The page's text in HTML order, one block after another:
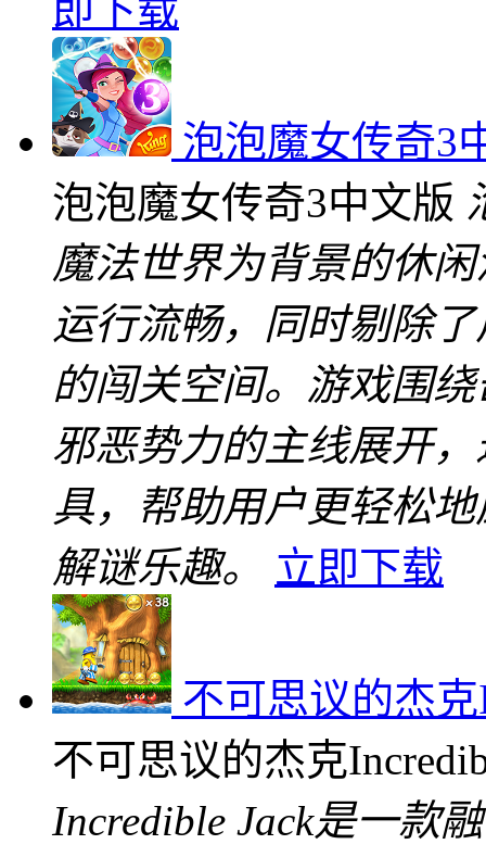
即下载
泡泡魔女传奇3
泡泡魔女传奇3中文版
魔法世界为背景的休
运行流畅，同时剔除
的闯关空间。游戏围
邪恶势力的主线展开
具，帮助用户更轻松
解谜乐趣。
立即下载
不可思议的杰克
不可思议的杰克
Incredible Jack是一款